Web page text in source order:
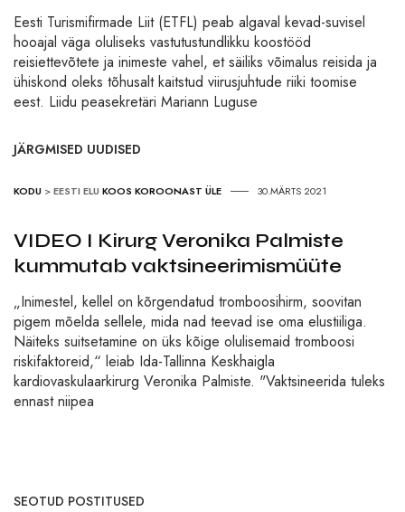
Eesti Turismifirmade Liit (ETFL) peab algaval kevad-suvisel
hooajal väga oluliseks vastutustundlikku koostööd
reisiettevõtete ja inimeste vahel, et säiliks võimalus reisida ja
ühiskond oleks tõhusalt kaitstud viirusjuhtude riiki toomise
eest. Liidu peasekretäri Mariann Luguse
JÄRGMISED UUDISED
KODU >EESTI ELU KOOS KOROONAST ÜLE 30.MÄRTS 2021
VIDEO I Kirurg Veronika Palmiste
kummutab vaktsineerimismüüte
„Inimestel, kellel on kõrgendatud tromboosihirm, soovitan
pigem mõelda sellele, mida nad teevad ise oma elustiiliga.
Näiteks suitsetamine on üks kõige olulisemaid tromboosi
riskifaktoreid,“ leiab Ida-Tallinna Keskhaigla
kardiovaskulaarkirurg Veronika Palmiste. "Vaktsineerida tuleks
ennast niipea
SEOTUD POSTITUSED